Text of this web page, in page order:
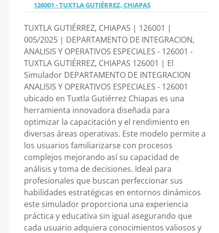
126001 - TUXTLA GUTIÉRREZ, CHIAPAS
TUXTLA GUTIÉRREZ, CHIAPAS | 126001 |
005/2025 | DEPARTAMENTO DE INTEGRACION,
ANALISIS Y OPERATIVOS ESPECIALES - 126001 -
TUXTLA GUTIÉRREZ, CHIAPAS 126001 | El
Simulador DEPARTAMENTO DE INTEGRACION
ANALISIS Y OPERATIVOS ESPECIALES - 126001
ubicado en Tuxtla Gutiérrez Chiapas es una
herramienta innovadora diseñada para
optimizar la capacitación y el rendimiento en
diversas áreas operativas. Este modelo permite a
los usuarios familiarizarse con procesos
complejos mejorando así su capacidad de
análisis y toma de decisiones. Ideal para
profesionales que buscan perfeccionar sus
habilidades estratégicas en entornos dinámicos
este simulador proporciona una experiencia
práctica y educativa sin igual asegurando que
cada usuario adquiera conocimientos valiosos y